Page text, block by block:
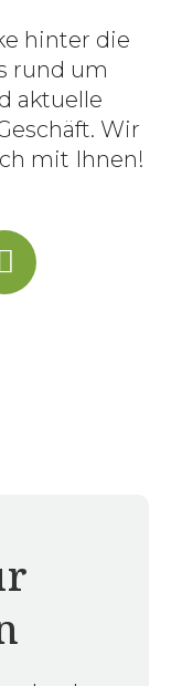
hinter die
rund um
aktuelle
Wir
mit Ihnen!